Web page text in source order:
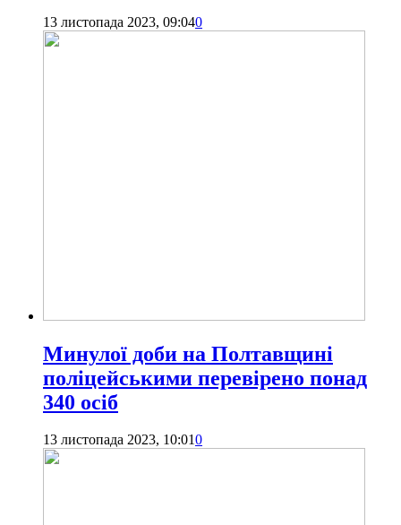
13 листопада 2023, 09:040
Минулої доби на Полтавщині
поліцейськими перевірено понад
340 осіб
13 листопада 2023, 10:010